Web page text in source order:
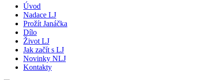
Úvod
Nadace LJ
Prožít Janáčka
Dílo
Život LJ
Jak začít s LJ
Novinky NLJ
Kontakty